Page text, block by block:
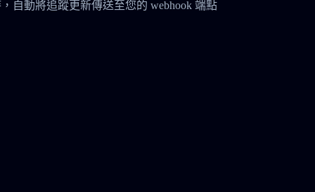
自動將追蹤更新傳送至您的 webhook 端點